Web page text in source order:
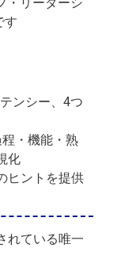
す
ンシー、4つ
・機能・熟
化
ヒントを提供
れている唯一